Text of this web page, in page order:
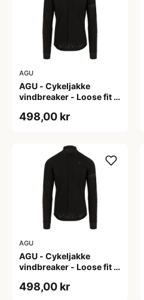
AGU
AGU - Cykeljakke
vindbreaker - Loose fit -
498,00 kr
AGU
AGU - Cykeljakke
vindbreaker - Loose fit -
498,00 kr